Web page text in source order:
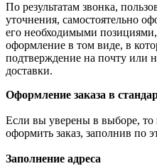
По результатам звонка,
уточнения, самостоятельно
его необходимыми позициями,
оформление в том виде, в
подтверждение на почту или
доставки.
Оформление заказа в
Если вы уверены в выборе, то
оформить заказ, заполнив по
Заполнение адреса